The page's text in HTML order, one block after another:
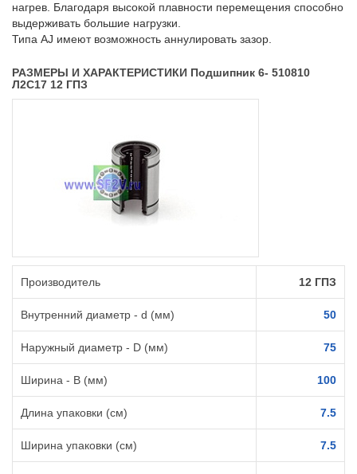
нагрев. Благодаря высокой плавности перемещения способно
выдерживать большие нагрузки.
Типа AJ имеют возможность аннулировать зазор.
РАЗМЕРЫ И ХАРАКТЕРИСТИКИ Подшипник 6- 510810
Л2С17 12 ГПЗ
Производитель 12 ГПЗ
Внутренний диаметр - d (мм) 50
Наружный диаметр - D (мм) 75
Ширина - B (мм) 100
Длина упаковки (см) 7.5
Ширина упаковки (см) 7.5